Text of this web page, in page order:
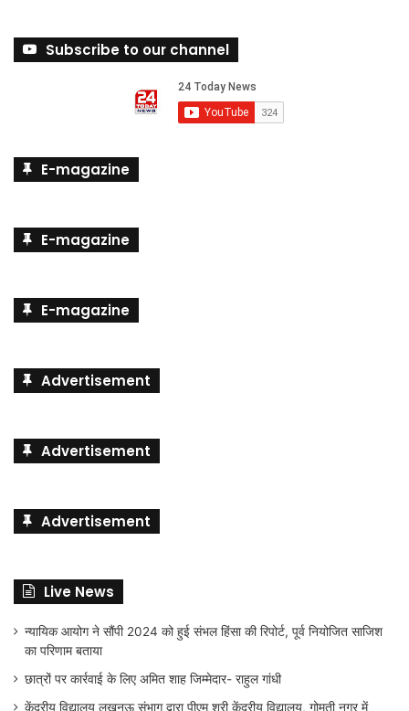
Subscribe to our channel
E-magazine
E-magazine
E-magazine
Advertisement
Advertisement
Advertisement
Live News
न्यायिक आयोग ने सौंपी 2024 को हुई संभल हिंसा की रिपोर्ट, पूर्व नियोजित साजिश
का परिणाम बताया
छात्रों पर कार्रवाई के लिए अमित शाह जिम्मेदार- राहुल गांधी
केंद्रीय विद्यालय लखनऊ संभाग द्वारा पीएम श्री केंद्रीय विद्यालय, गोमती नगर में